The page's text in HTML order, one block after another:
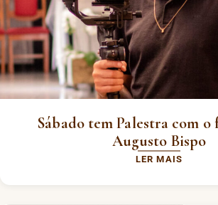
Sábado tem Palestra com
Augusto Bispo
LER MAIS